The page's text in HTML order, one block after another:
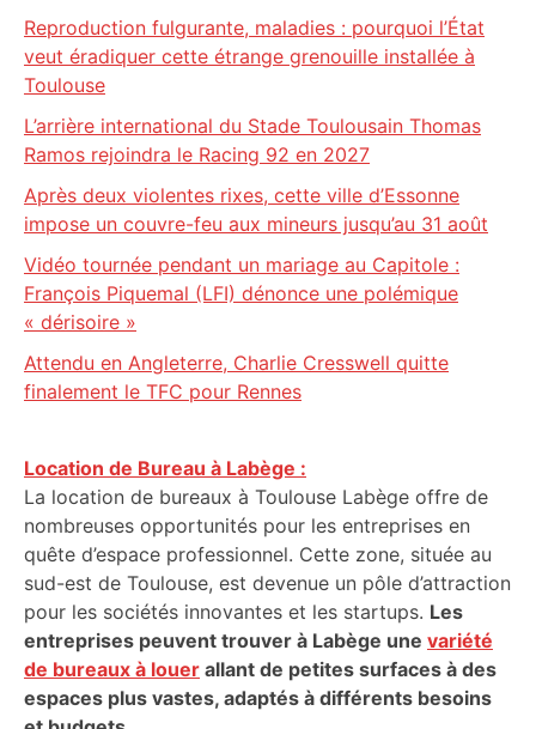
Reproduction fulgurante, maladies : pourquoi l’État
veut éradiquer cette étrange grenouille installée à
Toulouse
L’arrière international du Stade Toulousain Thomas
Ramos rejoindra le Racing 92 en 2027
Après deux violentes rixes, cette ville d’Essonne
impose un couvre-feu aux mineurs jusqu’au 31 août
Vidéo tournée pendant un mariage au Capitole :
François Piquemal (LFI) dénonce une polémique
« dérisoire »
Attendu en Angleterre, Charlie Cresswell quitte
finalement le TFC pour Rennes
Location de Bureau à Labège :
La location de bureaux à Toulouse Labège offre de
nombreuses opportunités pour les entreprises en
quête d’espace professionnel. Cette zone, située au
sud-est de Toulouse, est devenue un pôle d’attraction
pour les sociétés innovantes et les startups. Les
entreprises peuvent trouver à Labège une variété
de bureaux à louer allant de petites surfaces à des
espaces plus vastes, adaptés à différents besoins